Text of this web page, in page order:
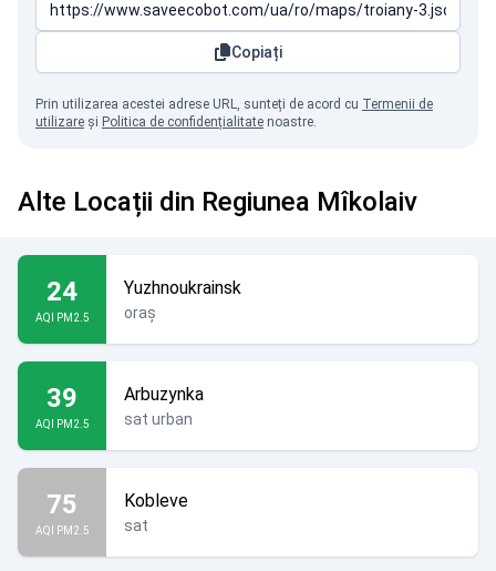
Copiați
Prin utilizarea acestei adrese URL, sunteți de acord cu Termenii de
utilizare și Politica de confidențialitate noastre.
Alte Locații din Regiunea Mîkolaiv
24
AQI PM2.5
Yuzhnoukrainsk
oraș
39
AQI PM2.5
Arbuzynka
sat urban
75
AQI PM2.5
Kobleve
sat